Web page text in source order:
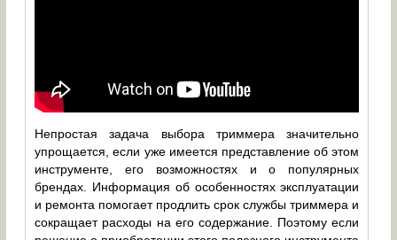
Непростая задача выбора триммера значительно
упрощается, если уже имеется представление об этом
инструменте, его возможностях и о популярных
брендах. Информация об особенностях эксплуатации
и ремонта помогает продлить срок службы триммера и
сокращает расходы на его содержание. Поэтому если